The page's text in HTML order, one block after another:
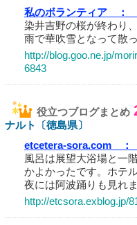
私のボランティア ：
染井吉野の桜が終わり
雨で華吹雪となって散
http://blog.goo.ne.jp/
6843
役立つブログまとめ
ナルト〔徳島県〕
etcetera-sora.com ：
風呂は展望大浴場と一
かよかったです。ホテ
夜には阿波踊りも見れま
http://etcsora.exblog.jp/